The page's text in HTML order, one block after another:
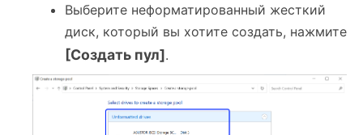
Выберите неформатированный жесткий
диск, который вы хотите создать, нажмите
[Создать пул].